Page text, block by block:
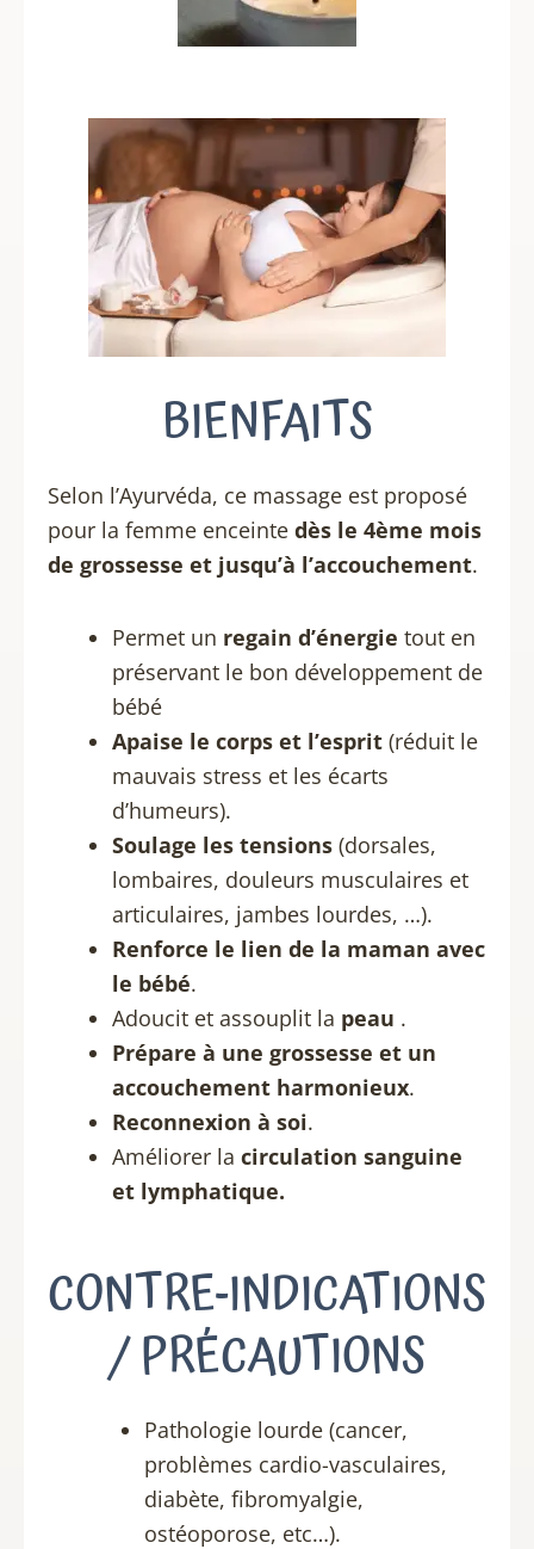
BIENFAITS
Selon l’Ayurvéda, ce massage est proposé
pour la femme enceinte dès le 4ème mois
de grossesse et jusqu’à l’accouchement.
Permet un regain d’énergie tout en
préservant le bon développement de
bébé
Apaise le corps et l’esprit (réduit le
mauvais stress et les écarts
d’humeurs).
Soulage les tensions (dorsales,
lombaires, douleurs musculaires et
articulaires, jambes lourdes, …).
Renforce le lien de la maman avec
le bébé.
Adoucit et assouplit la peau .
Prépare à une grossesse et un
accouchement harmonieux.
Reconnexion à soi.
Améliorer la circulation sanguine
et lymphatique.
CONTRE-INDICATIONS
/ PRÉCAUTIONS
Pathologie lourde (cancer,
problèmes cardio-vasculaires,
diabète, fibromyalgie,
ostéoporose, etc…).